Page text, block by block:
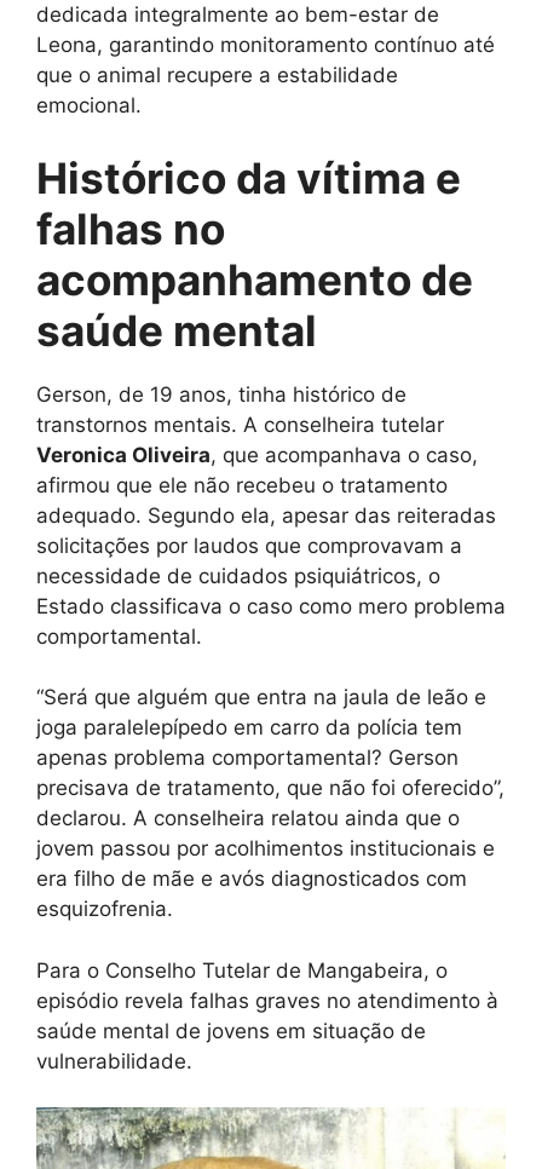
dedicada integralmente ao bem-estar de
Leona, garantindo monitoramento contínuo até
que o animal recupere a estabilidade
emocional.
Histórico da vítima e
falhas no
acompanhamento de
saúde mental
Gerson, de 19 anos, tinha histórico de
transtornos mentais. A conselheira tutelar
Veronica Oliveira, que acompanhava o caso,
afirmou que ele não recebeu o tratamento
adequado. Segundo ela, apesar das reiteradas
solicitações por laudos que comprovavam a
necessidade de cuidados psiquiátricos, o
Estado classificava o caso como mero problema
comportamental.
“Será que alguém que entra na jaula de leão e
joga paralelepípedo em carro da polícia tem
apenas problema comportamental? Gerson
precisava de tratamento, que não foi oferecido”,
declarou. A conselheira relatou ainda que o
jovem passou por acolhimentos institucionais e
era filho de mãe e avós diagnosticados com
esquizofrenia.
Para o Conselho Tutelar de Mangabeira, o
episódio revela falhas graves no atendimento à
saúde mental de jovens em situação de
vulnerabilidade.